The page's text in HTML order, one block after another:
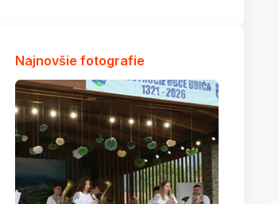
Najnovšie fotografie